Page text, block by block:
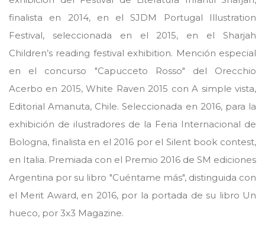
finalista en 2014, en el SJDM Portugal Illustration
Festival, seleccionada en el 2015, en el Sharjah
Children’s reading festival exhibition. Mención especial
en el concurso "Capucceto Rosso" del Orecchio
Acerbo en 2015, White Raven 2015 con A simple vista,
Editorial Amanuta, Chile. Seleccionada en 2016, para la
exhibición de ilustradores de la Feria Internacional de
Bologna, finalista en el 2016 por el Silent book contest,
en Italia. Premiada con el Premio 2016 de SM ediciones
Argentina por su libro "Cuéntame más", distinguida con
el Merit Award, en 2016, por la portada de su libro Un
hueco, por 3x3 Magazine.